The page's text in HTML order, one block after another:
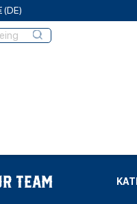
(DE)
TEAM